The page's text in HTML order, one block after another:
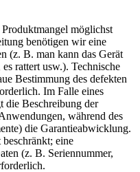
möglichst
benötigen wir eine
(z. B. man kann das Gerät
rattert usw.). Technische
Bestimmung des defekten
Im Falle eines
die Beschreibung der
während des
die Garantieabwicklung.
eine
(z. B. Seriennummer,